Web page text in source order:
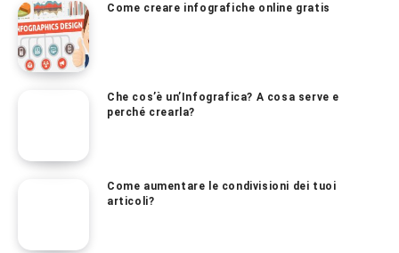
Come creare infografiche online gratis
Che cos’è un’Infografica? A cosa serve e
perché crearla?
Come aumentare le condivisioni dei tuoi
articoli?